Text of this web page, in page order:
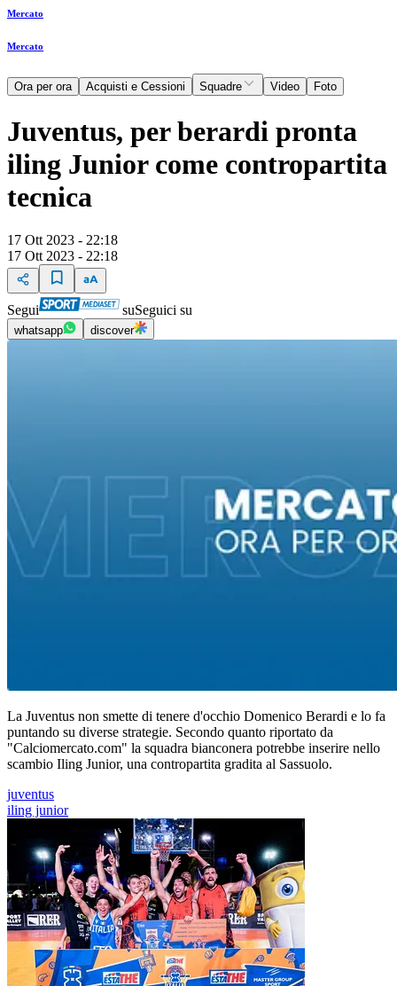
Mercato
Mercato
Ora per ora Acquisti e Cessioni Squadre Video Foto
Juventus, per berardi pronta
iling Junior come contropartita
tecnica
17 Ott 2023 - 22:18
17 Ott 2023 - 22:18
Segui suSeguici su
whatsapp discover
La Juventus non smette di tenere d'occhio Domenico Berardi e lo fa
puntando su diverse strategie. Secondo quanto riportato da
"Calciomercato.com" la squadra bianconera potrebbe inserire nello
scambio Iling Junior, una contropartita gradita al Sassuolo.
juventus
iling junior